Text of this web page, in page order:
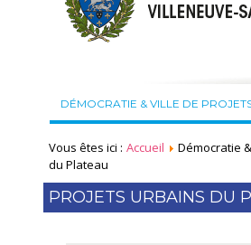
DÉMOCRATIE & VILLE DE
Vous êtes ici : Accueil Démocratie
du Plateau
PROJETS URBAINS DU